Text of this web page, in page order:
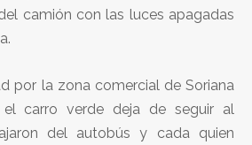
camión con las luces apagadas
por la zona comercial de Soriana
carro verde deja de seguir al
del autobús y cada quien